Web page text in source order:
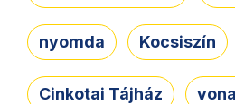
nyomda Kocsiszín
Cinkotai Tájház